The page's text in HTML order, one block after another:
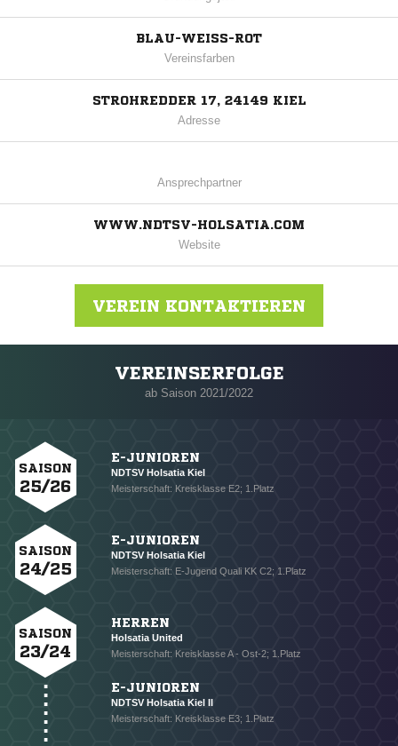
BLAU-WEISS-ROT
Vereinsfarben
STROHREDDER 17, 24149 KIEL
Adresse
Ansprechpartner
WWW.NDTSV-HOLSATIA.COM
Website
VEREIN KONTAKTIEREN
Nachricht an NDTSV Holsatia Kiel
VEREINSERFOLGE
ab Saison 2021/2022
SAISON
25/26
E-JUNIOREN
NDTSV Holsatia Kiel
Meisterschaft: Kreisklasse E2; 1.Platz
SAISON
24/25
E-JUNIOREN
NDTSV Holsatia Kiel
Meisterschaft: E-Jugend Quali KK C2; 1.Platz
SAISON
23/24
HERREN
Holsatia United
Meisterschaft: Kreisklasse A - Ost-2; 1.Platz
E-JUNIOREN
NDTSV Holsatia Kiel II
Meisterschaft: Kreisklasse E3; 1.Platz